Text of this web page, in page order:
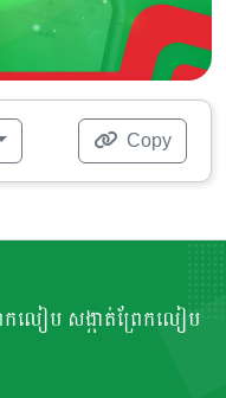
Copy
កលៀប សង្កាត់ព្រែកលៀប